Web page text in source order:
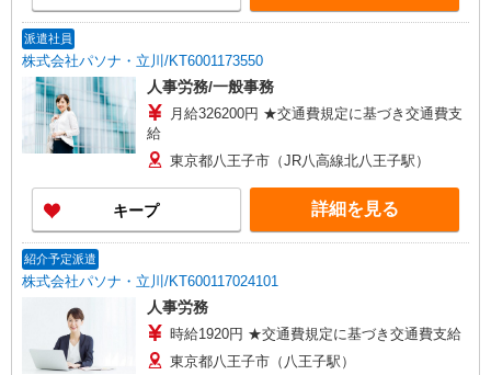
派遣社員
株式会社パソナ・立川/KT6001173550
人事労務/一般事務
月給326200円 ★交通費規定に基づき交通費支
給
東京都八王子市（JR八高線北八王子駅）
キープ 詳細を見る
紹介予定派遣
株式会社パソナ・立川/KT600117024101
人事労務
時給1920円 ★交通費規定に基づき交通費支給
東京都八王子市（八王子駅）